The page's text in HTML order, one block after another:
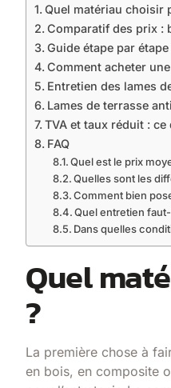
Quel matériau choisir
Comparatif des prix :
Guide étape par
Comment acheter
Entretien des lames
Lames de terrasse
TVA et taux réduit :
FAQ
Quel est le prix
Quelles sont les
Comment bien
Quel entretien
Dans quelles
Quel
?
La première chose à
en bois, en composite